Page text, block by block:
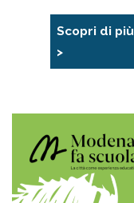
Scopri di più
>